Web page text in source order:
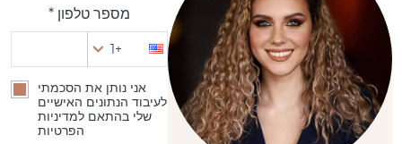
מספר טלפון *
+1
אני נותן את הסכמתי
לעיבוד הנתונים האישיים
שלי בהתאם למדיניות
הפרטיות